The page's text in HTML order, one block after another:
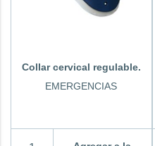
Collar cervical regulable.
EMERGENCIAS